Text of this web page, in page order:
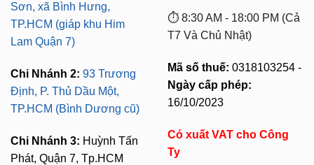
Sơn, xã Bình Hưng,
TP.HCM (giáp khu Him
Lam Quận 7)
Chi Nhánh 2: 93 Trương
Định, P. Thủ Dầu Một,
TP.HCM (Bình Dương cũ)
Chi Nhánh 3: Huỳnh Tấn
Phát, Quận 7, Tp.HCM
⏱️ 8:30 AM - 18:00 PM (Cả
T7 Và Chủ Nhật)
Mã số thuế: 0318103254 -
Ngày cấp phép:
16/10/2023
Có xuất VAT cho Công
Ty